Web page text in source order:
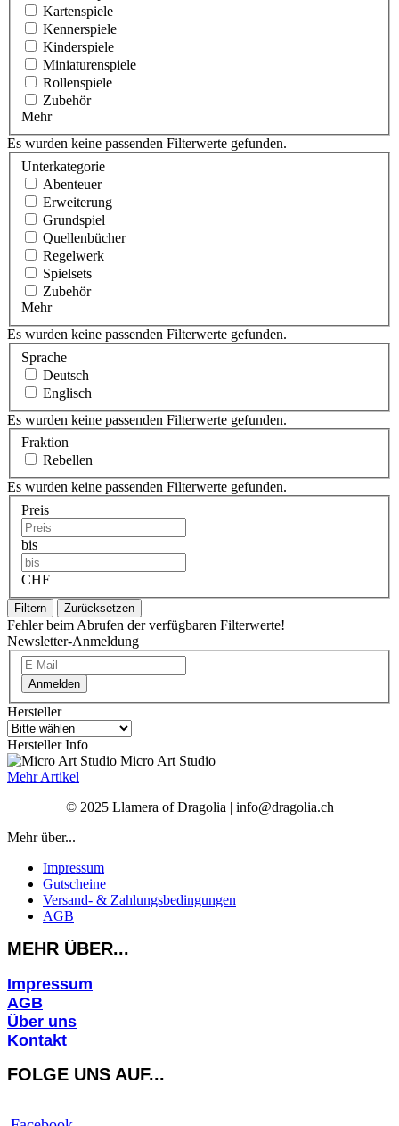
Kartenspiele
Kennerspiele
Kinderspiele
Miniaturenspiele
Rollenspiele
Zubehör
Mehr
Es wurden keine passenden Filterwerte gefunden.
Unterkategorie
Abenteuer
Erweiterung
Grundspiel
Quellenbücher
Regelwerk
Spielsets
Zubehör
Mehr
Es wurden keine passenden Filterwerte gefunden.
Sprache
Deutsch
Englisch
Es wurden keine passenden Filterwerte gefunden.
Fraktion
Rebellen
Es wurden keine passenden Filterwerte gefunden.
Preis
bis
CHF
Filtern Zurücksetzen
Fehler beim Abrufen der verfügbaren Filterwerte!
Newsletter-Anmeldung
Anmelden
Hersteller
Hersteller Info
Micro Art Studio
Mehr Artikel
© 2025 Llamera of Dragolia | info@dragolia.ch
Mehr über...
Impressum
Gutscheine
Versand- & Zahlungsbedingungen
AGB
MEHR ÜBER...
Impressum
AGB
Über uns
Kontakt
FOLGE UNS AUF...